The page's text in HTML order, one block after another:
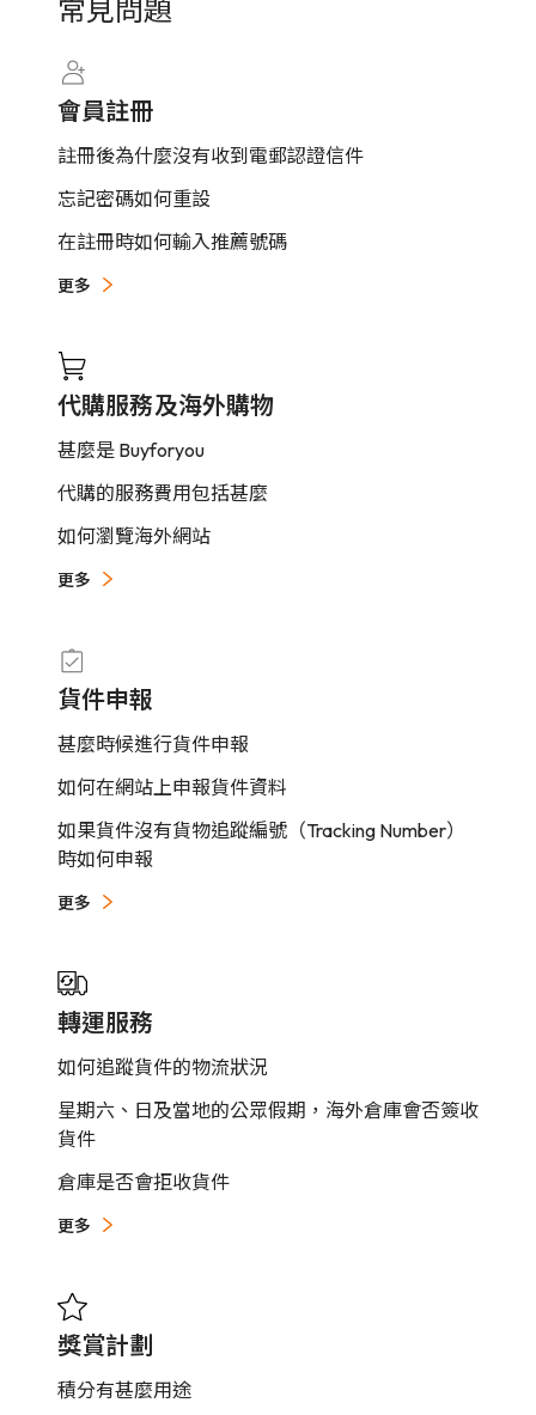
所有海外倉庫星期六、星期日及法定假日休息，
工作天送貨。
如遇上海外倉庫所在國家的法定假日或香港假
期，出庫及到達時間將會順延。
天
常見問題
會員註冊
註冊後為什麼沒有收到電郵認證信件
忘記密碼如何重設
在註冊時如何輸入推薦號碼
更多
代購服務及海外購物
甚麼是 Buyforyou
代購的服務費用包括甚麼
如何瀏覽海外網站
更多
貨件申報
甚麼時候進行貨件申報
如何在網站上申報貨件資料
如果貨件沒有貨物追蹤編號（Tracking Number）
時如何申報
更多
轉運服務
如何追蹤貨件的物流狀況
星期六、日及當地的公眾假期，海外倉庫會否簽收
貨件
倉庫是否會拒收貨件
更多
獎賞計劃
積分有甚麼用途